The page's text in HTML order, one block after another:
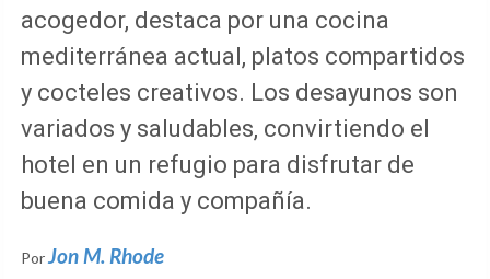
acogedor, destaca por una cocina
mediterránea actual, platos compartidos
y cocteles creativos. Los desayunos son
variados y saludables, convirtiendo el
hotel en un refugio para disfrutar de
buena comida y compañía.
PorJon M. Rhode